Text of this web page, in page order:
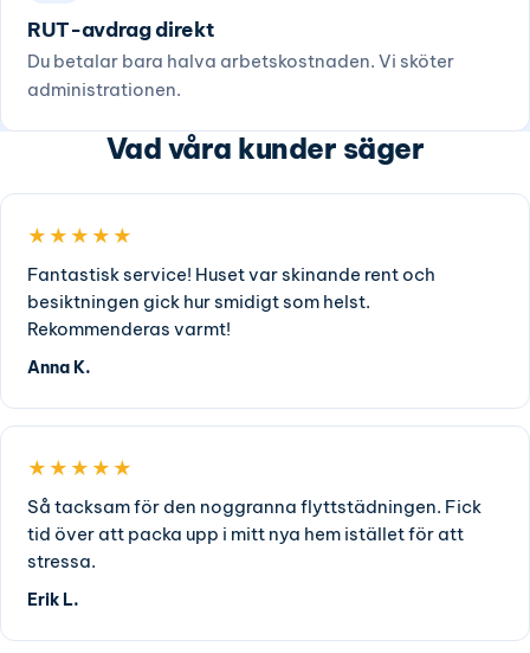
RUT-avdrag direkt
Du betalar bara halva arbetskostnaden. Vi sköter
administrationen.
Vad våra kunder säger
★★★★★
Fantastisk service! Huset var skinande rent och
besiktningen gick hur smidigt som helst.
Rekommenderas varmt!
Anna K.
★★★★★
Så tacksam för den noggranna flyttstädningen. Fick
tid över att packa upp i mitt nya hem istället för att
stressa.
Erik L.